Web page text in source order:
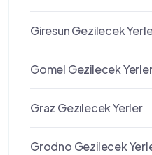
Giresun Gezilecek
Gomel Gezilecek
Graz Gezılecek Yerler
Grodno Gezilecek